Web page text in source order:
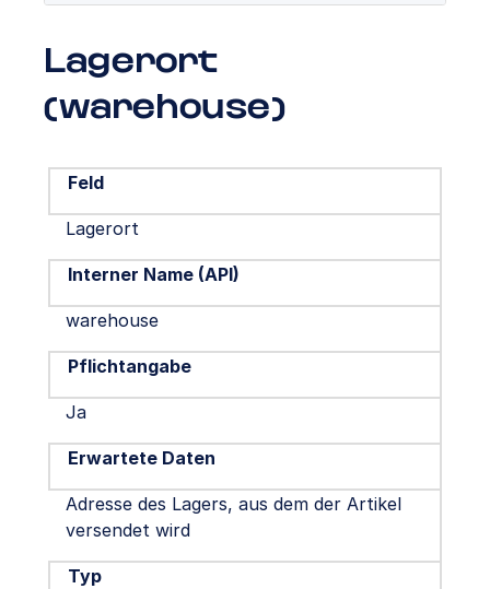
Lagerort
(warehouse)
Feld
Lagerort
Interner Name (API)
warehouse
Pflichtangabe
Ja
Erwartete Daten
Adresse des Lagers, aus dem der Artikel
versendet wird
Typ